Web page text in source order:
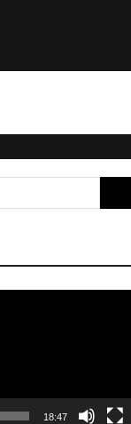
for:
18:47